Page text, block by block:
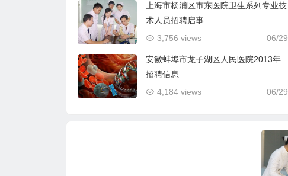
上海市杨浦区市东医院卫生系列专业技
术人员招聘启事
06/29
3,756 views
安徽蚌埠市龙子湖区人民医院2013年
招聘信息
06/29
4,184 views